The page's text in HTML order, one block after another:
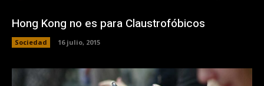
Hong Kong no es para Claustrofóbicos
Sociedad 16 julio, 2015